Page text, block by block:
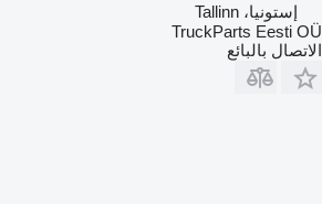
إستونيا، Tallinn
TruckParts Eesti OÜ
الاتصال بالبائع